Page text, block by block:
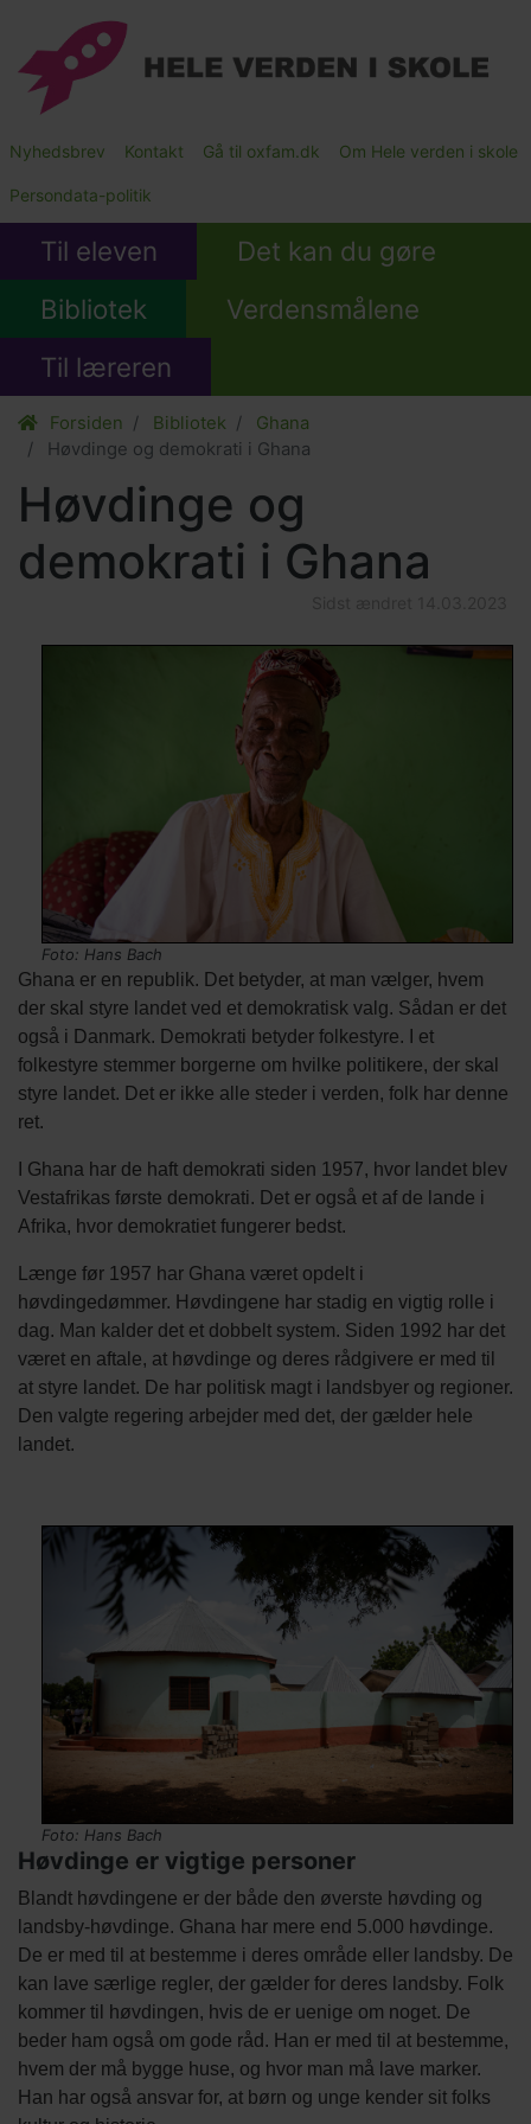
hovedindhold
Main
Submenu
Nyhedsbrev Kontakt Gå til oxfam.dk Om Hele verden i skole
Persondata-politik
Til eleven
Det kan du gøre
Bibliotek
Verdensmålene
Til læreren
Forsiden Bibliotek
Ghana
Høvdinge og demokrati i Ghana
Høvdinge og
demokrati i Ghana
Foto: Hans Bach
Ghana er en republik. Det betyder, at man vælger, hvem
der skal styre landet ved et demokratisk valg. Sådan er det
også i Danmark. Demokrati betyder folkestyre. I et
folkestyre stemmer borgerne om hvilke politikere, der skal
styre landet. Det er ikke alle steder i verden, folk har denne
ret.
I Ghana har de haft demokrati siden 1957, hvor landet blev
Vestafrikas første demokrati. Det er også et af de lande i
Afrika, hvor demokratiet fungerer bedst.
Længe før 1957 har Ghana været opdelt i
høvdingedømmer. Høvdingene har stadig en vigtig rolle i
dag. Man kalder det et dobbelt system. Siden 1992 har det
været en aftale, at høvdinge og deres rådgivere er med til
at styre landet. De har politisk magt i landsbyer og regioner.
Den valgte regering arbejder med det, der gælder hele
landet.
Billede
Image
Billede
kredit
Foto: Hans Bach
Titel
Høvdinge er vigtige personer
Tekst
afsnit
Blandt høvdingene er der både den øverste høvding og
landsby-høvdinge. Ghana har mere end 5.000 høvdinge.
De er med til at bestemme i deres område eller landsby. De
kan lave særlige regler, der gælder for deres landsby. Folk
kommer til høvdingen, hvis de er uenige om noget. De
beder ham også om gode råd. Han er med til at bestemme,
hvem der må bygge huse, og hvor man må lave marker.
Han har også ansvar for, at børn og unge kender sit folks